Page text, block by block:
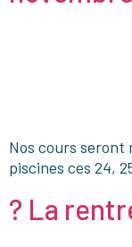
Nos cours seront
piscines ces 24,
? La